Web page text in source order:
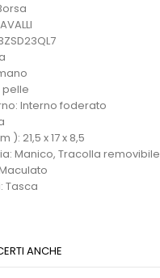
pelle
Interno foderato
): 21,5 x 17 x 8,5
Manico, Tracolla removibile
Tasca
ANCHE